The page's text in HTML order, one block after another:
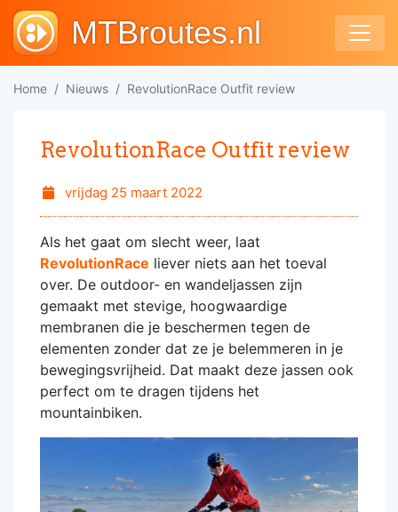
MTBroutes.nl
Home Nieuws RevolutionRace Outfit review
RevolutionRace Outfit review
vrijdag 25 maart 2022
Als het gaat om slecht weer, laat
RevolutionRace liever niets aan het toeval
over. De outdoor- en wandeljassen zijn
gemaakt met stevige, hoogwaardige
membranen die je beschermen tegen de
elementen zonder dat ze je belemmeren in je
bewegingsvrijheid. Dat maakt deze jassen ook
perfect om te dragen tijdens het
mountainbiken.